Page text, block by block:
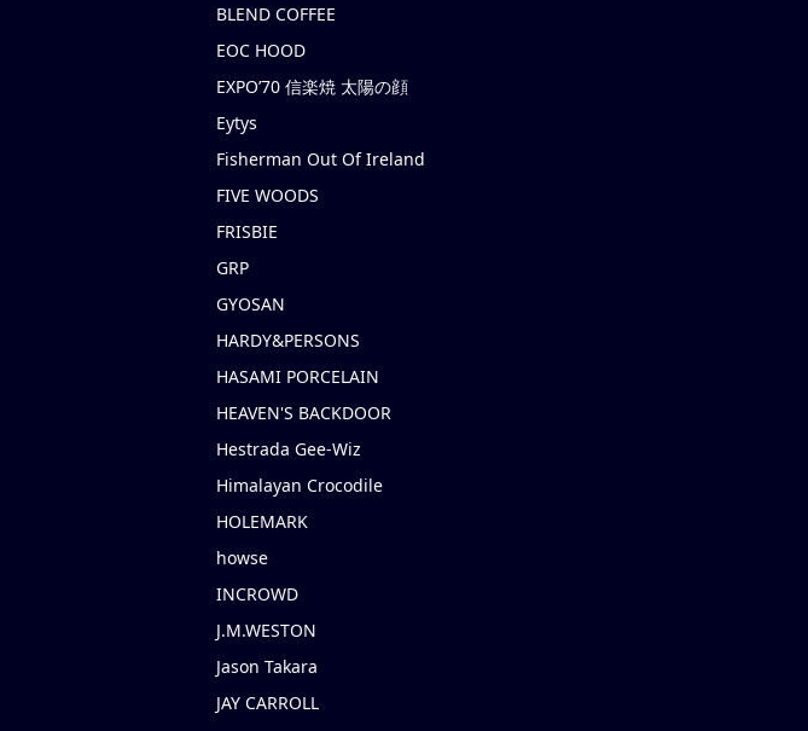
BLEND COFFEE
EOC HOOD
EXPO’70 信楽焼 太陽の顔
Eytys
Fisherman Out Of Ireland
FIVE WOODS
FRISBIE
GRP
GYOSAN
HARDY&PERSONS
HASAMI PORCELAIN
HEAVEN'S BACKDOOR
Hestrada Gee-Wiz
Himalayan Crocodile
HOLEMARK
howse
INCROWD
J.M.WESTON
Jason Takara
JAY CARROLL